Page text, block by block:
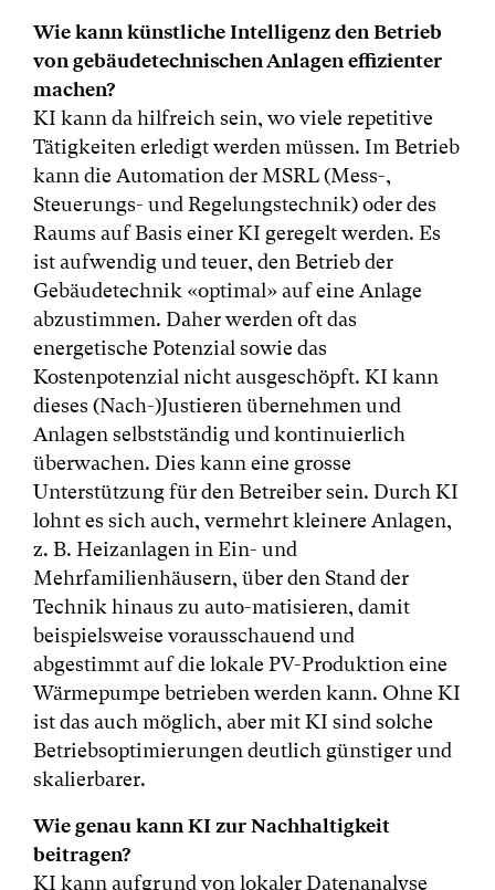
Wie kann künstliche Intelligenz den Betrieb
von gebäudetechnischen Anlagen effizienter
machen?
KI kann da hilfreich sein, wo viele repetitive
Tätigkeiten erledigt werden müssen. Im Betrieb
kann die Automation der MSRL (Mess-,
Steuerungs- und Regelungstechnik) oder des
Raums auf Basis einer KI geregelt werden. Es
ist aufwendig und teuer, den Betrieb der
Gebäudetechnik «optimal» auf eine Anlage
abzustimmen. Daher werden oft das
energetische Potenzial sowie das
Kostenpotenzial nicht ausgeschöpft. KI kann
dieses (Nach-)Justieren übernehmen und
Anlagen selbstständig und kontinuierlich
überwachen. Dies kann eine grosse
Unterstützung für den Betreiber sein. Durch KI
lohnt es sich auch, vermehrt kleinere Anlagen,
z. B. Heizanlagen in Ein- und
Mehrfamilienhäusern, über den Stand der
Technik hinaus zu auto-matisieren, damit
beispielsweise vorausschauend und
abgestimmt auf die lokale PV-Produktion eine
Wärmepumpe betrieben werden kann. Ohne KI
ist das auch möglich, aber mit KI sind solche
Betriebsoptimierungen deutlich günstiger und
skalierbarer.
Wie genau kann KI zur Nachhaltigkeit
beitragen?
KI kann aufgrund von lokaler Datenanalyse